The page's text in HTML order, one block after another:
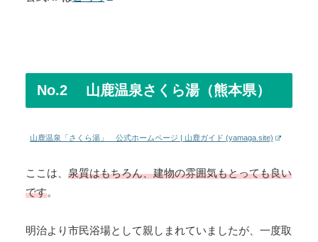
No.2 山鹿温泉さくら湯（熊本県）
山鹿温泉「さくら湯」 公式ホームページ | 山鹿ガイド (yamaga.site)
ここは、 泉質はもちろん、建物の雰囲気もとっても良い
です。
明治より市民浴場として親しまれていましたが、一度取